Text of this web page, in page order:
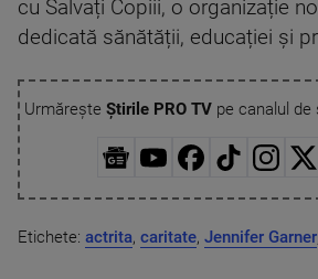
cu Salvați Copiii, o organizație
dedicată sănătății, educației și
Urmărește Știrile PRO TVpe canalul de
Etichete: actrita, caritate, Jennifer Garner